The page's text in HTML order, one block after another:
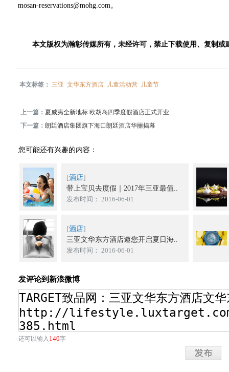
mosan-reservations@mohg.com。
本文版权为瀚彰传媒所有，未经许可，禁止下载使用、复制或
本文标签：三亚 文华东方酒店 儿童活动营 儿童节
上一篇：夏威夷全新地标 欧胡岛四季度假酒店正式开业
下一篇：朗廷酒店集团旗下海口朗廷酒店华丽揭幕
您可能还有兴趣的内容：
[酒店]
带上宝贝去度假｜2017年三亚最值..
发布时间： 2016-06-01
[酒店]
三亚文华东方酒店邀您开启夏日海..
发布时间： 2016-06-01
发评论到新浪微博
还可以输入 140字